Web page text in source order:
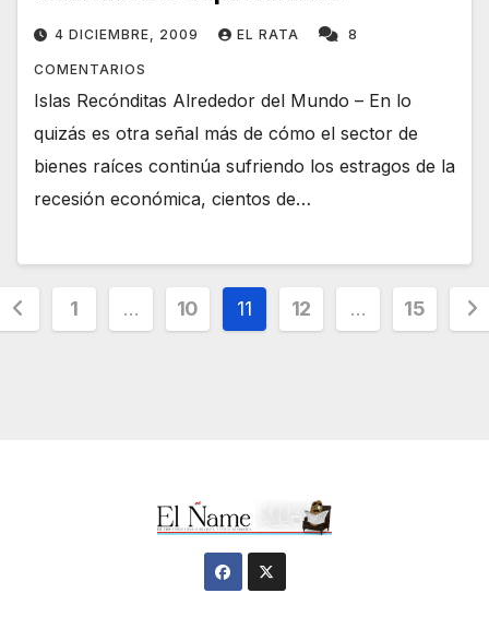
4 DICIEMBRE, 2009 EL RATA 8
COMENTARIOS
Islas Recónditas Alrededor del Mundo – En lo
quizás es otra señal más de cómo el sector de
bienes raíces continúa sufriendo los estragos de la
recesión económica, cientos de…
1 … 10 11 12 … 15